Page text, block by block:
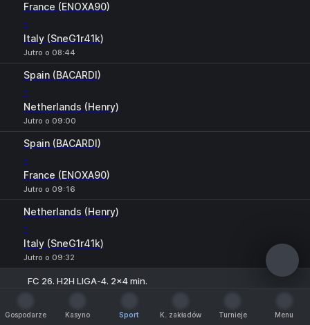
France (ENOXA90)
-
Italy (SneG1r41k)
Jutro o 08:44
Spain (BACARDI)
-
Netherlands (Henry)
Jutro o 09:00
Spain (BACARDI)
-
France (ENOXA90)
Jutro o 09:16
Netherlands (Henry)
-
Italy (SneG1r41k)
Jutro o 09:32
FC 26. H2H LIGA-4. 2x4 min.
-
Gospodarze
Kasyno
Sport
K. zakładów
Turnieje
Menu